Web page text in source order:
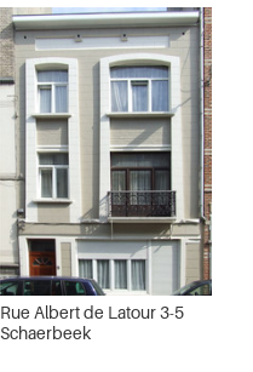
Rue Albert de Latour 3-5
Schaerbeek